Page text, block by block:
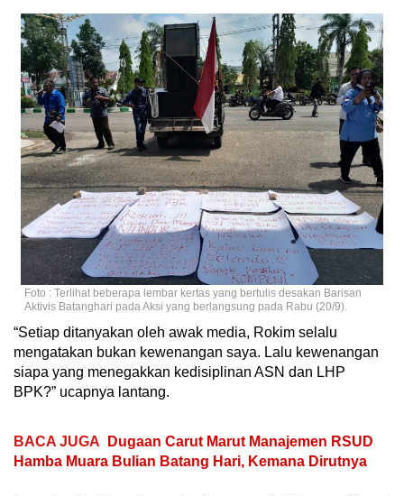
Foto : Terlihat beberapa lembar kertas yang bertulis desakan Barisan
Aktivis Batanghari pada Aksi yang berlangsung pada Rabu (20/9).
“Setiap ditanyakan oleh awak media, Rokim selalu
mengatakan bukan kewenangan saya. Lalu kewenangan
siapa yang menegakkan kedisiplinan ASN dan LHP
BPK?” ucapnya lantang.
BACA JUGA
Dugaan Carut Marut Manajemen RSUD
Hamba Muara Bulian Batang Hari, Kemana Dirutnya